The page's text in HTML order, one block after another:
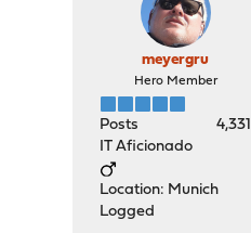
meyergru
Hero Member
Posts
4,331
IT Aficionado
Location: Munich
Logged